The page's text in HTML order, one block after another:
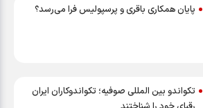
پایان همکاری باقری و پرسپولیس فرا می‌رسد؟
تکواندو بین المللی صوفیه؛ تکواندوکاران ایران